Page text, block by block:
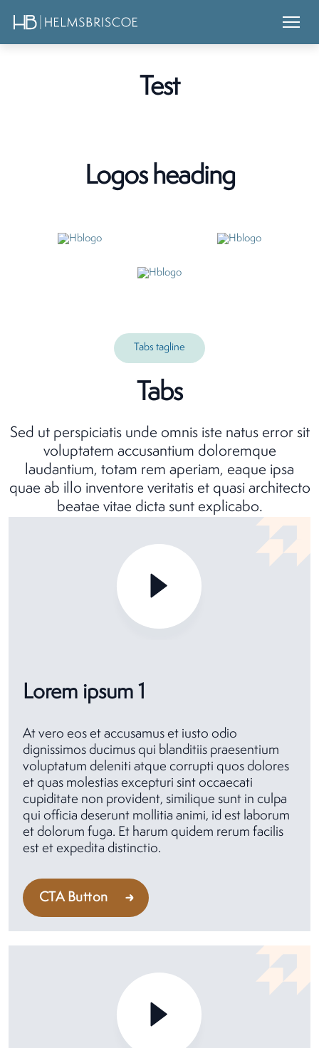
Test
Logos heading
Tabs tagline
Tabs
Sed ut perspiciatis unde omnis iste natus error sit
voluptatem accusantium doloremque
laudantium, totam rem aperiam, eaque ipsa
quae ab illo inventore veritatis et quasi architecto
beatae vitae dicta sunt explicabo.
Lorem ipsum 1
At vero eos et accusamus et iusto odio
dignissimos ducimus qui blanditiis praesentium
voluptatum deleniti atque corrupti quos dolores
et quas molestias excepturi sint occaecati
cupiditate non provident, similique sunt in culpa
qui officia deserunt mollitia animi, id est laborum
et dolorum fuga. Et harum quidem rerum facilis
est et expedita distinctio.
CTA Button